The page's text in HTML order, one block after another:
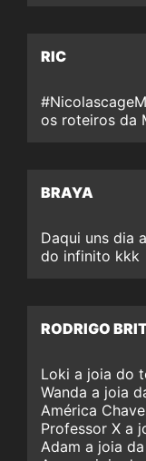
RIC
os roteiros da
BRAYA
Daqui uns dia
do infinito kkk
RODRIGO
Loki a joia do
Wanda a joia
América
Professor X a
Adam a joia